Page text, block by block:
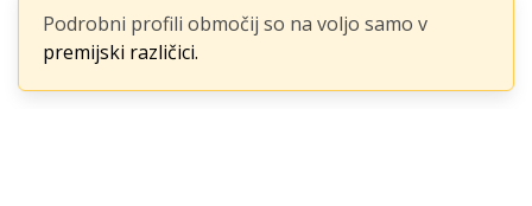
Podrobni profili območij so na voljo samo v
premijski različici.